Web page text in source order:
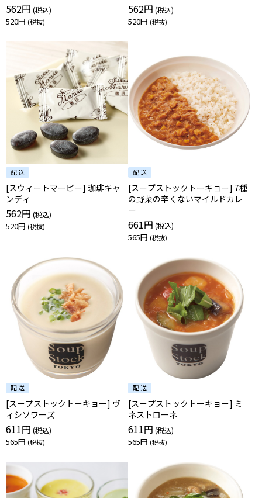
562円
520円
562円
520円
[スウィートマービー] 珈琲キャ
ンディ
562円
520円
[スープストックトーキョー] 7種
の野菜の辛くないマイルドカレ
ー
661円
565円
[スープストックトーキョー] ヴ
ィシソワーズ
611円
565円
[スープストックトーキョー] ミ
ネストローネ
611円
565円